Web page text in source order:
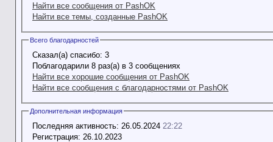
Найти все сообщения от PashOK
Найти все темы, созданные PashOK
Всего благодарностей
Сказал(а) спасибо: 3
Поблагодарили 8 раз(а) в 3 сообщениях
Найти все хорошие сообщения от PashOK
Найти все сообщения с благодарностями от PashOK
Дополнительная информация
Последняя активность: 26.05.2024 22:22
Регистрация: 26.10.2023